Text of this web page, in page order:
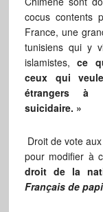
cocus contents
France, une
tunisiens qui y
islamistes, ce
ceux qui
étrangers à
suicidaire. »
Droit de vote
pour modifier à
droit de la
Français de